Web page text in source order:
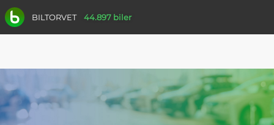
BILTORVET 44.897 biler